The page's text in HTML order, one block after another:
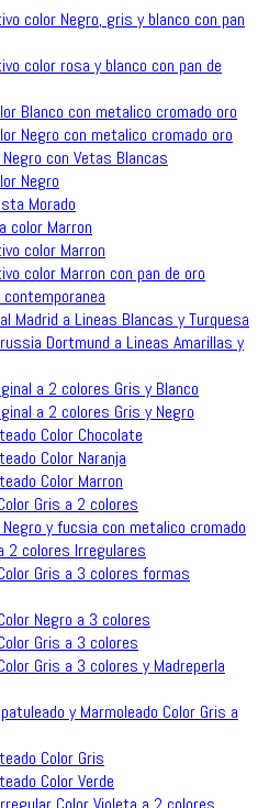
color Negro, gris y blanco con pan
color rosa y blanco con pan de
Blanco con metalico cromado oro
Negro con metalico cromado oro
con Vetas Blancas
Negro
Morado
color Marron
color Marron
color Marron con pan de oro
Madrid a Lineas Blancas y Turquesa
Dortmund a Lineas Amarillas y
a 2 colores Gris y Blanco
a 2 colores Gris y Negro
Color Chocolate
Color Naranja
Color Marron
Gris a 2 colores
y fucsia con metalico cromado
2 colores Irregulares
Gris a 3 colores formas
Negro a 3 colores
Gris a 3 colores
Gris a 3 colores y Madreperla
y Marmoleado Color Gris a
Color Gris
Color Verde